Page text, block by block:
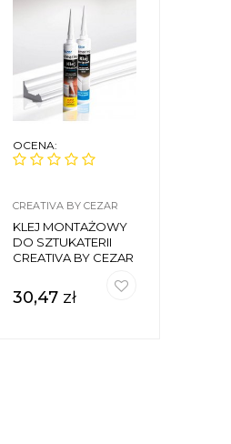
OCENA:
CREATIVA BY CEZAR
KLEJ MONTAŻOWY
DO SZTUKATERII
CREATIVA BY CEZAR
30,47 zł